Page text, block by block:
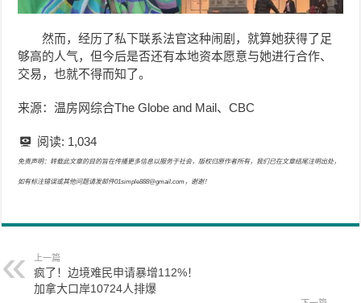
然而，经历了私下联系法官这种闹剧，就算她获得了足
够高的人气，但今后是否还有本地资本愿意与她进行合作、
交易，也就不得而知了。
来源：温房网综合The Globe and Mail、CBC
阅读: 1,034
免责声明：转载此文章的目的旨在传播更多信息以服务于社会，版权归原作者所有，我们已在文章结尾注明出处，
如有标注错误或其他问题请发邮件01simple888@gmail.com，谢谢！
上一篇
疯了！边境难民申请暴增112%！
加拿大口岸10724人排爆